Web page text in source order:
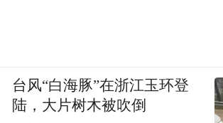
台风“白海豚”在浙江玉环登
陆，大片树木被吹倒